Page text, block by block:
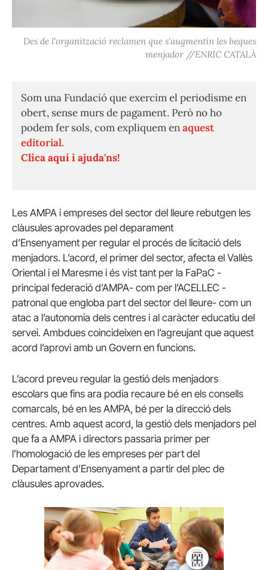
Des de l'organització reclamen que s'augmentin les beques
menjador //ENRIC CATALÀ
Som una Fundació que exercim el periodisme en
obert, sense murs de pagament. Però no ho
podem fer sols, com expliquem enaquest
editorial.
Clica aquí i ajuda'ns!
Les AMPA i empreses del sector del lleure rebutgen les
clàusules aprovades pel deparament
d’Ensenyament per regular el procés de licitació dels
menjadors. L’acord, el primer del sector, afecta el Vallès
Oriental i el Maresme i és vist tant per la FaPaC -
principal federació d’AMPA- com per l’ACELLEC -
patronal que engloba part del sector del lleure- com un
atac a l’autonomia dels centres i al caràcter educatiu del
servei. Ambdues coincideixen en l’agreujant que aquest
acord l’aprovi amb un Govern en funcions.
L’acord preveu regular la gestió dels menjadors
escolars que fins ara podia recaure bé en els consells
comarcals, bé en les AMPA, bé per la direcció dels
centres. Amb aquest acord, la gestió dels menjadors pel
que fa a AMPA i directors passaria primer per
l’homologació de les empreses per part del
Departament d’Ensenyament a partir del plec de
clàusules aprovades.